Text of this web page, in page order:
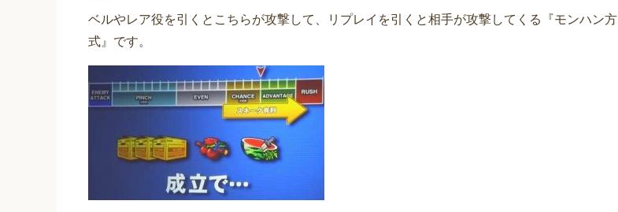
ベルやレア役を引くとこちらが攻撃して、リプレイを引くと相手が攻撃してくる『モンハン方
式』です。